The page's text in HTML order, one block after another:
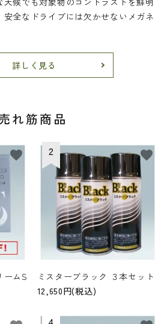
安全なドライブには欠かせないメガネ
詳しく見る
れ筋商品
ームS
favorite
ミスターブラック ３本セット
12,650円(税込)
favorite